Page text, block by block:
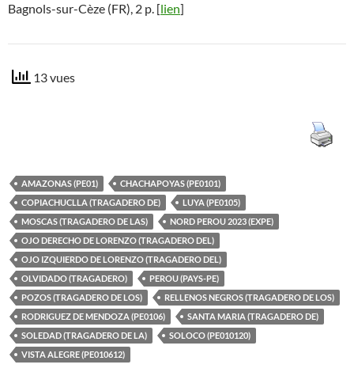
Bagnols-sur-Cèze (FR), 2 p. [lien]
13 vues
AMAZONAS (PE01)
CHACHAPOYAS (PE0101)
COPIACHUCLLA (TRAGADERO DE)
LUYA (PE0105)
MOSCAS (TRAGADERO DE LAS)
NORD PEROU 2023 (EXPE)
OJO DERECHO DE LORENZO (TRAGADERO DEL)
OJO IZQUIERDO DE LORENZO (TRAGADERO DEL)
OLVIDADO (TRAGADERO)
PEROU (PAYS-PE)
POZOS (TRAGADERO DE LOS)
RELLENOS NEGROS (TRAGADERO DE LOS)
RODRIGUEZ DE MENDOZA (PE0106)
SANTA MARIA (TRAGADERO DE)
SOLEDAD (TRAGADERO DE LA)
SOLOCO (PE010120)
VISTA ALEGRE (PE010612)